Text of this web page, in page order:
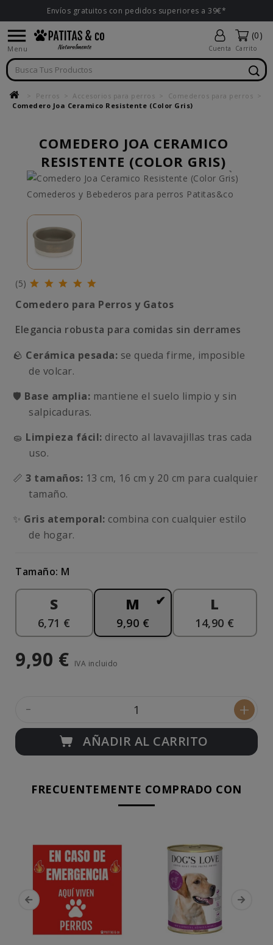
Envíos gratuitos con pedidos superiores a 39€*

Menu Cuenta
(0)
Carrito
Perros Accesorios para perros
Comederos para perros
Comedero Joa Ceramico Resistente (Color Gris)
COMEDERO JOA CERAMICO
RESISTENTE (COLOR GRIS)
(5)
Comedero para Perros y Gatos
Elegancia robusta para comidas sin derrames
🪨 Cerámica pesada: se queda firme, imposible
de volcar.
🛡️ Base amplia: mantiene el suelo limpio y sin
salpicaduras.
🧽 Limpieza fácil: directo al lavavajillas tras cada
uso.
📏 3 tamaños: 13 cm, 16 cm y 20 cm para cualquier
tamaño.
✨ Gris atemporal: combina con cualquier estilo
de hogar.
Tamaño: M
S
6,71 €
M
9,90 €
L
14,90 €
9,90 € IVA incluido
- +
AÑADIR AL CARRITO
FRECUENTEMENTE COMPRADO CON